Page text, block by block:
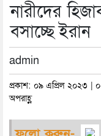
নারীদের
বসাচ্ছে ইরান
admin
প্রকাশ: ০৯ এপ্রিল ২০২৩ |
অপরাহ্ণ